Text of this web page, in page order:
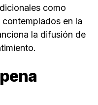
como
en la
la difusión de